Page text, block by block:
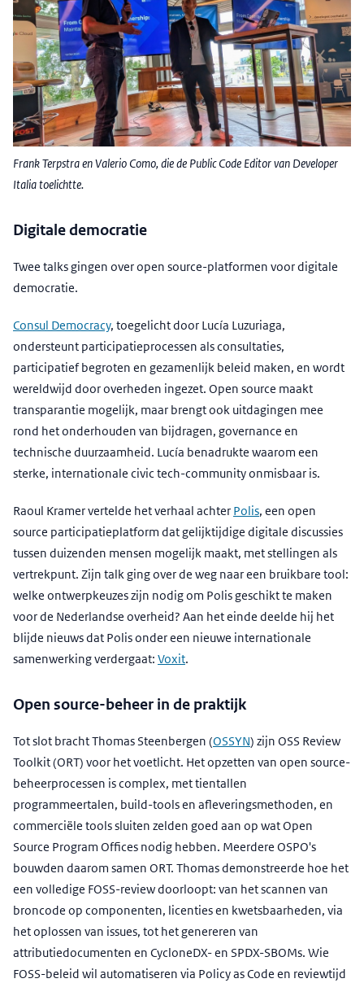
Frank Terpstra en Valerio Como, die de Public Code Editor van Developer
Italia toelichtte.
Digitale democratie
Twee talks gingen over open source-platformen voor digitale
democratie.
Consul Democracy, toegelicht door Lucía Luzuriaga,
ondersteunt participatieprocessen als consultaties,
participatief begroten en gezamenlijk beleid maken, en wordt
wereldwijd door overheden ingezet. Open source maakt
transparantie mogelijk, maar brengt ook uitdagingen mee
rond het onderhouden van bijdragen, governance en
technische duurzaamheid. Lucía benadrukte waarom een
sterke, internationale civic tech-community onmisbaar is.
Raoul Kramer vertelde het verhaal achter Polis, een open
source participatieplatform dat gelijktijdige digitale discussies
tussen duizenden mensen mogelijk maakt, met stellingen als
vertrekpunt. Zijn talk ging over de weg naar een bruikbare tool:
welke ontwerpkeuzes zijn nodig om Polis geschikt te maken
voor de Nederlandse overheid? Aan het einde deelde hij het
blijde nieuws dat Polis onder een nieuwe internationale
samenwerking verdergaat: Voxit.
Open source-beheer in de praktijk
Tot slot bracht Thomas Steenbergen (OSSYN) zijn OSS Review
Toolkit (ORT) voor het voetlicht. Het opzetten van open source-
beheerprocessen is complex, met tientallen
programmeertalen, build-tools en afleveringsmethoden, en
commerciële tools sluiten zelden goed aan op wat Open
Source Program Offices nodig hebben. Meerdere OSPO's
bouwden daarom samen ORT. Thomas demonstreerde hoe het
een volledige FOSS-review doorloopt: van het scannen van
broncode op componenten, licenties en kwetsbaarheden, via
het oplossen van issues, tot het genereren van
attributiedocumenten en CycloneDX- en SPDX-SBOMs. Wie
FOSS-beleid wil automatiseren via Policy as Code en reviewtijd